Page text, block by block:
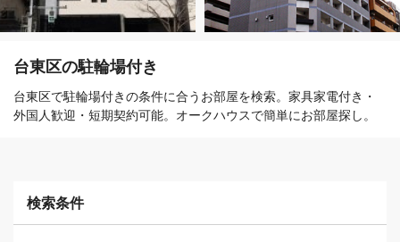
台東区の駐輪場付き
台東区で駐輪場付きの条件に合うお部屋を検索。家具家電付き・
外国人歓迎・短期契約可能。オークハウスで簡単にお部屋探し。
検索条件